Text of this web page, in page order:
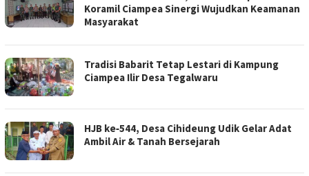
Koramil Ciampea Sinergi Wujudkan Keamanan
Masyarakat ‎
Tradisi Babarit Tetap Lestari di Kampung
Ciampea Ilir Desa Tegalwaru ‎
HJB ke‑544, Desa Cihideung Udik Gelar Adat
Ambil Air & Tanah Bersejarah ‎